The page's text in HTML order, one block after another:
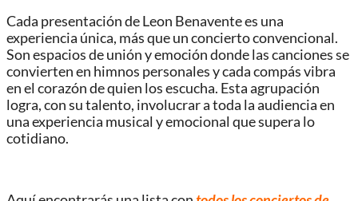
Cada presentación de Leon Benavente es una
experiencia única, más que un concierto convencional.
Son espacios de unión y emoción donde las canciones se
convierten en himnos personales y cada compás vibra
en el corazón de quien los escucha. Esta agrupación
logra, con su talento, involucrar a toda la audiencia en
una experiencia musical y emocional que supera lo
cotidiano.